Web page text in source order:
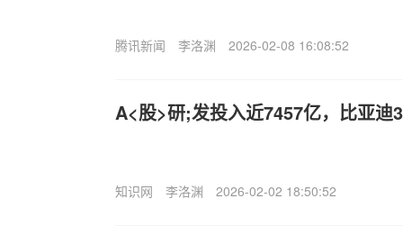
腾讯新闻 李洛渊 2026-02-08 16:08:52
A<股>研;发投入近7457亿，比亚迪
知识网 李洛渊 2026-02-02 18:50:52